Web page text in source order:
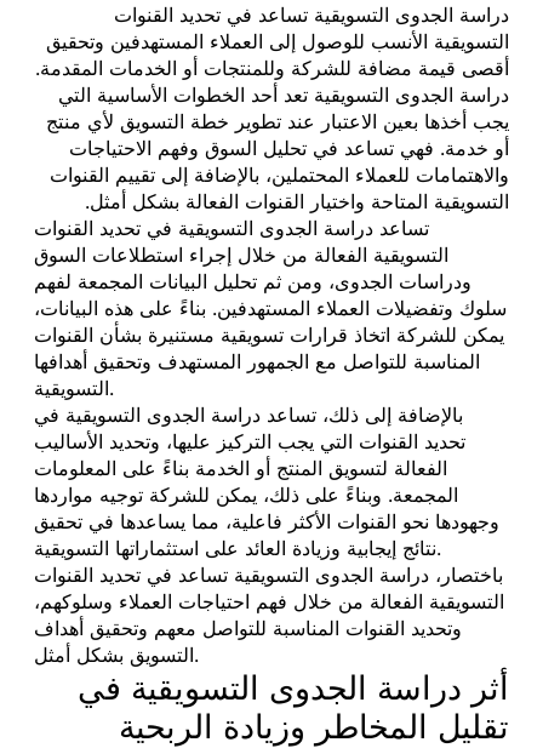
دراسة الجدوى التسويقية تساعد في تحديد القنوات
التسويقية الأنسب للوصول إلى العملاء المستهدفين وتحقيق
أقصى قيمة مضافة للشركة وللمنتجات أو الخدمات المقدمة.
دراسة الجدوى التسويقية تعد أحد الخطوات الأساسية التي
يجب أخذها بعين الاعتبار عند تطوير خطة التسويق لأي منتج
أو خدمة. فهي تساعد في تحليل السوق وفهم الاحتياجات
والاهتمامات للعملاء المحتملين، بالإضافة إلى تقييم القنوات
التسويقية المتاحة واختيار القنوات الفعالة بشكل أمثل.
تساعد دراسة الجدوى التسويقية في تحديد القنوات
التسويقية الفعالة من خلال إجراء استطلاعات السوق
ودراسات الجدوى، ومن ثم تحليل البيانات المجمعة لفهم
سلوك وتفضيلات العملاء المستهدفين. بناءً على هذه البيانات،
يمكن للشركة اتخاذ قرارات تسويقية مستنيرة بشأن القنوات
المناسبة للتواصل مع الجمهور المستهدف وتحقيق أهدافها
التسويقية.
بالإضافة إلى ذلك، تساعد دراسة الجدوى التسويقية في
تحديد القنوات التي يجب التركيز عليها، وتحديد الأساليب
الفعالة لتسويق المنتج أو الخدمة بناءً على المعلومات
المجمعة. وبناءً على ذلك، يمكن للشركة توجيه مواردها
وجهودها نحو القنوات الأكثر فاعلية، مما يساعدها في تحقيق
نتائج إيجابية وزيادة العائد على استثماراتها التسويقية.
باختصار، دراسة الجدوى التسويقية تساعد في تحديد القنوات
التسويقية الفعالة من خلال فهم احتياجات العملاء وسلوكهم،
وتحديد القنوات المناسبة للتواصل معهم وتحقيق أهداف
التسويق بشكل أمثل.
أثر دراسة الجدوى التسويقية في
تقليل المخاطر وزيادة الربحية